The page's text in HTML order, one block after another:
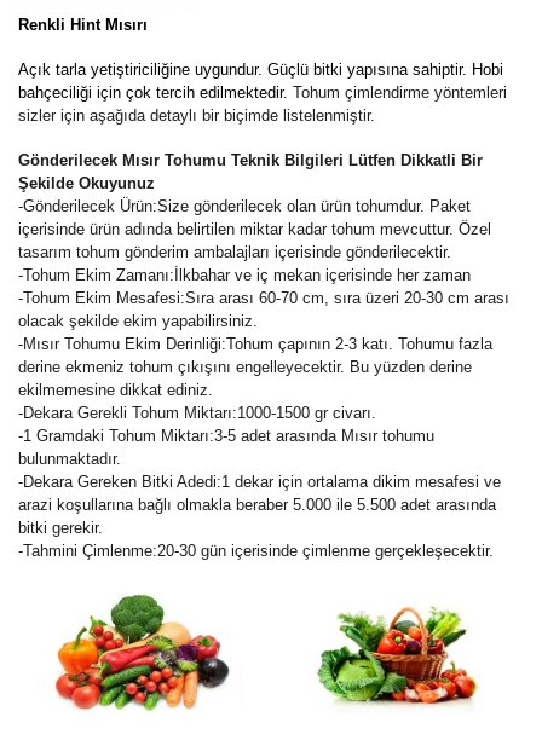
Renkli Hint Mısırı
Açık tarla yetiştiriciliğine uygundur. Güçlü bitki yapısına sahiptir. Hobi
bahçeciliği için çok tercih edilmektedir. Tohum çimlendirme yöntemleri
sizler için aşağıda detaylı bir biçimde listelenmiştir.
Gönderilecek Mısır Tohumu Teknik Bilgileri Lütfen Dikkatli Bir
Şekilde Okuyunuz
-Gönderilecek Ürün:Size gönderilecek olan ürün tohumdur. Paket
içerisinde ürün adında belirtilen miktar kadar tohum mevcuttur. Özel
tasarım tohum gönderim ambalajları içerisinde gönderilecektir.
-Tohum Ekim Zamanı:İlkbahar ve iç mekan içerisinde her zaman
-Tohum Ekim Mesafesi:Sıra arası 60-70 cm, sıra üzeri 20-30 cm arası
olacak şekilde ekim yapabilirsiniz.
-Mısır Tohumu Ekim Derinliği:Tohum çapının 2-3 katı. Tohumu fazla
derine ekmeniz tohum çıkışını engelleyecektir. Bu yüzden derine
ekilmemesine dikkat ediniz.
-Dekara Gerekli Tohum Miktarı:1000-1500 gr civarı.
-1 Gramdaki Tohum Miktarı:3-5 adet arasında Mısır tohumu
bulunmaktadır.
-Dekara Gereken Bitki Adedi:1 dekar için ortalama dikim mesafesi ve
arazi koşullarına bağlı olmakla beraber 5.000 ile 5.500 adet arasında
bitki gerekir.
-Tahmini Çimlenme:20-30 gün içerisinde çimlenme gerçekleşecektir.